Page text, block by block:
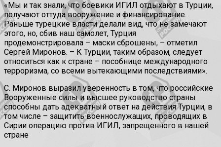
«Мы и так знали, что боевики ИГИЛ отдыхают в Турции,
получают оттуда вооружение и финансирование.
Раньше турецкие власти делали вид, что не замечают
этого, но, сбив наш самолет, Турция
продемонстрировала – маски сброшены, – отметил
Сергей Миронов. – К Турции, таким образом, следует
относиться как к стране – пособнице международного
терроризма, со всеми вытекающими последствиями».
С. Миронов выразил уверенность в том, что российские
Вооруженные силы и высшее руководство страны
способны дать адекватный ответ на действия Турции, в
том числе – защитить военнослужащих, проводящих в
Сирии операцию против ИГИЛ, запрещенного в нашей
стране